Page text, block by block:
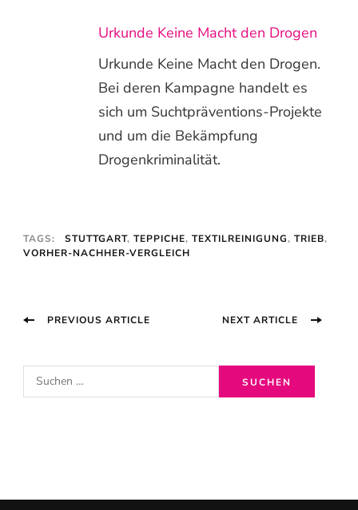
Urkunde Keine Macht den Drogen
Urkunde Keine Macht den Drogen.
Bei deren Kampagne handelt es
sich um Suchtpräventions-Projekte
und um die Bekämpfung
Drogenkriminalität.
TAGS: STUTTGART, TEPPICHE, TEXTILREINIGUNG, TRIEB,
VORHER-NACHHER-VERGLEICH
PostPREVIOUS ARTICLE NEXT ARTICLE
u
n